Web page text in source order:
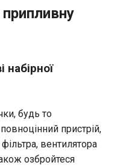
набірної
будь то
пристрій,
вентилятора
озбройтеся